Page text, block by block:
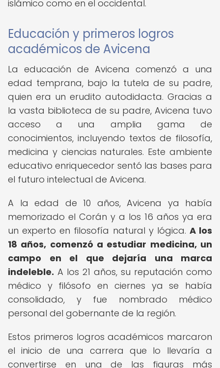
islámico como en el occidental.
Educación y primeros logros
académicos de Avicena
La educación de Avicena comenzó a una
edad temprana, bajo la tutela de su padre,
quien era un erudito autodidacta. Gracias a
la vasta biblioteca de su padre, Avicena tuvo
acceso a una amplia gama de
conocimientos, incluyendo textos de filosofía,
medicina y ciencias naturales. Este ambiente
educativo enriquecedor sentó las bases para
el futuro intelectual de Avicena.
A la edad de 10 años, Avicena ya había
memorizado el Corán y a los 16 años ya era
un experto en filosofía natural y lógica. A los
18 años, comenzó a estudiar medicina, un
campo en el que dejaría una marca
indeleble. A los 21 años, su reputación como
médico y filósofo en ciernes ya se había
consolidado, y fue nombrado médico
personal del gobernante de la región.
Estos primeros logros académicos marcaron
el inicio de una carrera que lo llevaría a
convertirse en una de las figuras más